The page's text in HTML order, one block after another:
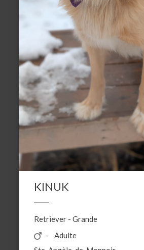
KINUK
Retriever -Grande
Adulte